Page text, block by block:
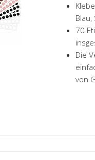
70
Die
von